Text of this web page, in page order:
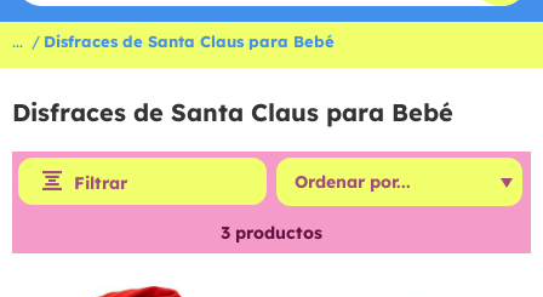
... Disfraces de Santa Claus para Bebé
Disfraces de Santa Claus para Bebé
Filtrar
3 productos